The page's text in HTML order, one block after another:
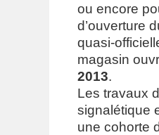
ou encore
d’ouverture
quasi-
magasin
2013.
Les travaux
signalétique
une cohorte